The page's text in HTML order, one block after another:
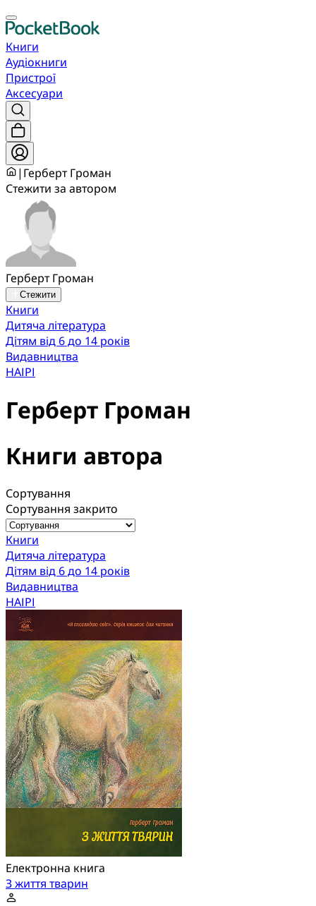
Книги
Аудіокниги
Пристрої
Аксесуари
| Герберт Громан
Стежити за автором
Герберт Громан
Стежити
Книги
Дитяча література
Дітям від 6 до 14 років
Видавництва
НАІРІ
Герберт Громан
Книги автора
Сортування
Сортування закрито
Книги
Дитяча література
Дітям від 6 до 14 років
Видавництва
НАІРІ
Електронна книга
З життя тварин